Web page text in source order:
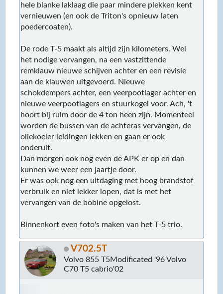
hele blanke laklaag die paar mindere plekken kent
vernieuwen (en ook de Triton's opnieuw laten
poedercoaten).
De rode T-5 maakt als altijd zijn kilometers. Wel
het nodige vervangen, na een vastzittende
remklauw nieuwe schijven achter en een revisie
aan de klauwen uitgevoerd. Nieuwe
schokdempers achter, een veerpootlager achter en
nieuwe veerpootlagers en stuurkogel voor. Ach, 't
hoort bij ruim door de 4 ton heen zijn. Momenteel
worden de bussen van de achteras vervangen, de
oliekoeler leidingen lekken en gaan er ook
onderuit.
Dan morgen ook nog even de APK er op en dan
kunnen we weer een jaartje door.
Er was ook nog een uitdaging met hoog brandstof
verbruik en niet lekker lopen, dat is met het
vervangen van de bobine opgelost.
Binnenkort even foto's maken van het T-5 trio.
V702.5T
Volvo 855 T5Modificated '96 Volvo
C70 T5 cabrio'02